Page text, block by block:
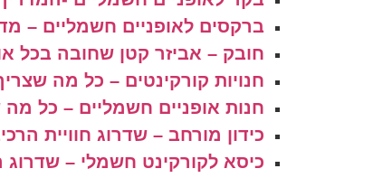
ברקסים לאופניים חשמליים –
חובק – אביזר קטן שחובה בכל
חנויות קורקינטים – כל מה
חנות אופניים חשמליים – כל
כידון מורחב – שדרוג חוויית
כיסא לקורקינט חשמלי – שדרוג